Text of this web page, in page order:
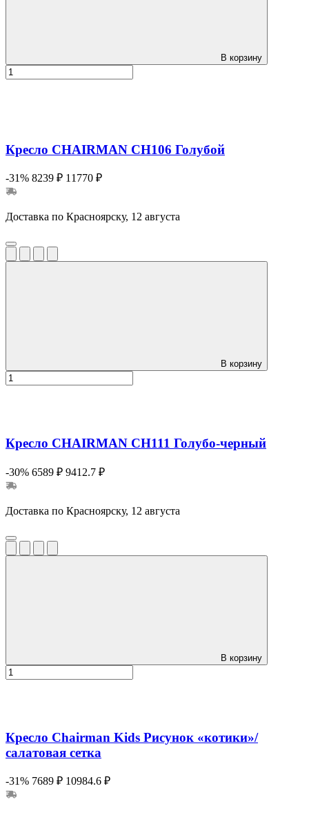
В корзину
Кресло CHAIRMAN CH106 Голубой
-31% 8239 ₽ 11770 ₽
Доставка по Красноярску, 12 августа
В корзину
Кресло CHAIRMAN CH111 Голубо-черный
-30% 6589 ₽ 9412.7 ₽
Доставка по Красноярску, 12 августа
В корзину
Кресло Chairman Kids Рисунок «котики»/
салатовая сетка
-31% 7689 ₽ 10984.6 ₽